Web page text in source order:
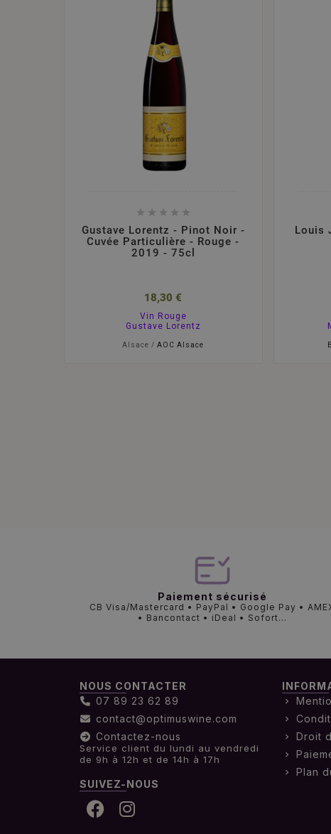
    
Gustave Lorentz - Pinot Noir -
Cuvée Particulière - Rouge -
2019 - 75cl
18,30 €
Vin Rouge
Gustave Lorentz
Alsace /AOC Alsace
Louis
Paiement sécurisé
CB Visa/Mastercard • PayPal • Google Pay •
• Bancontact • iDeal • Sofort...
NOUS CONTACTER
07 89 23 62 89
contact@optimuswine.com
Contactez-nous
Service client du lundi au vendredi
de 9h à 12h et de 14h à 17h
SUIVEZ-NOUS
Droit
Plan